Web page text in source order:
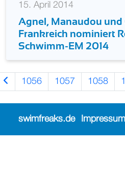
15. April 2014
Agnel, Manaudou und
Frankreich nominiert
Schwimm-EM 2014
1056 1057 1058
swimfreaks.de Impressum